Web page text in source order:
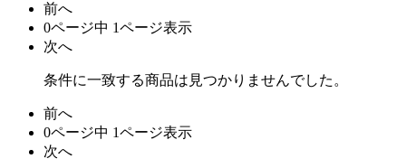
前へ
0ページ中 1ページ表示
次へ
条件に一致する商品は見つかりませんでした。
前へ
0ページ中 1ページ表示
次へ